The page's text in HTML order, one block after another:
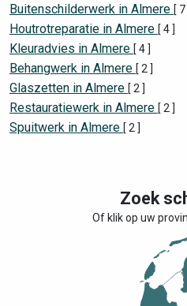
Buitenschilderwerk in Almere [ 7
Houtrotreparatie in Almere [ 4 ]
Kleuradvies in Almere [ 4 ]
Behangwerk in Almere [ 2 ]
Glaszetten in Almere [ 2 ]
Restauratiewerk in Almere [ 2 ]
Spuitwerk in Almere [ 2 ]
Zoek
Of klik op uw